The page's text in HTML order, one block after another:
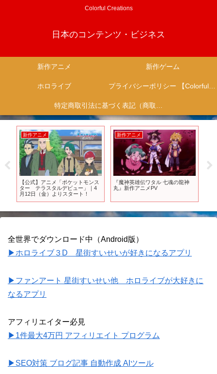
Colorful Creations
日本のコンテンツ・ビジネス
新作アニメ 新作ゲーム
ホロライブ プライバシーポリシー 【Colorful Creation】
特定商取引法に基づく表記（商取引に関する開示）
新作アニメ
【公式】アニメ「ポケットモンス
ター テラスタルデビュー」｜4
月12日（金）よりスタート！
新作アニメ
『魔神英雄伝ワタル 七魂の龍神
丸』新作アニメPV
全世界でダウンロード中（Android版）
▶ホロライブ３D 星街すいせいが好きになるアプリ
▶ファンアート 星街すいせい他 ホロライブが大好きに
なるアプリ
アフィリエイター必見
▶1件最大4万円 アフィリエイト プログラム
▶SEO対策 ブログ記事 自動作成 AIツール